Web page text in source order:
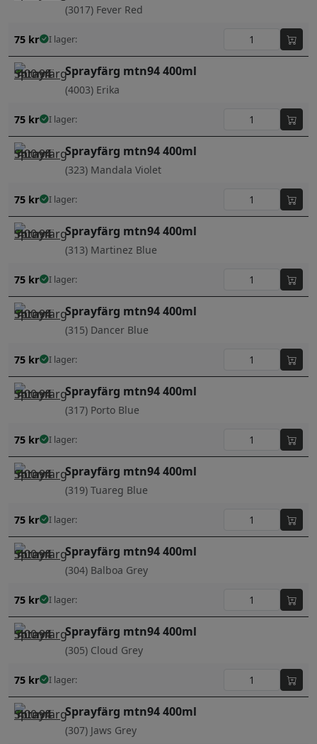
(3017) Fever Red
75 kr I lager:
Sprayfärg mtn94 400ml
(4003) Erika
75 kr I lager:
Sprayfärg mtn94 400ml
(323) Mandala Violet
75 kr I lager:
Sprayfärg mtn94 400ml
(313) Martinez Blue
75 kr I lager:
Sprayfärg mtn94 400ml
(315) Dancer Blue
75 kr I lager:
Sprayfärg mtn94 400ml
(317) Porto Blue
75 kr I lager:
Sprayfärg mtn94 400ml
(319) Tuareg Blue
75 kr I lager:
Sprayfärg mtn94 400ml
(304) Balboa Grey
75 kr I lager:
Sprayfärg mtn94 400ml
(305) Cloud Grey
75 kr I lager:
Sprayfärg mtn94 400ml
(307) Jaws Grey